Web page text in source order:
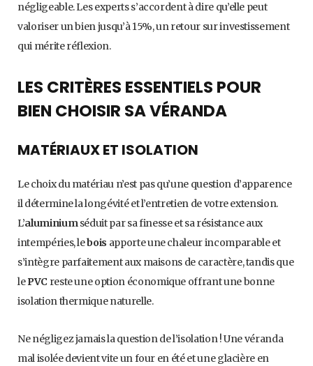
négligeable. Les experts s’accordent à dire qu’elle peut
valoriser un bien jusqu’à 15%, un retour sur investissement
qui mérite réflexion.
LES CRITÈRES ESSENTIELS POUR
BIEN CHOISIR SA VÉRANDA
MATÉRIAUX ET ISOLATION
Le choix du matériau n’est pas qu’une question d’apparence
il détermine la longévité et l’entretien de votre extension.
L’aluminiumséduit par sa finesse et sa résistance aux
intempéries, lebois apporte une chaleur incomparable et
s’intègre parfaitement aux maisons de caractère, tandis que
lePVC reste une option économique offrant une bonne
isolation thermique naturelle.
Ne négligez jamais la question de l’isolation ! Une véranda
mal isolée devient vite un four en été et une glacière en